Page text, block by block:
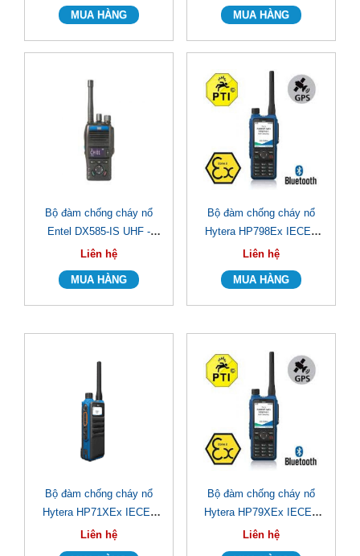
Bộ đàm chống cháy nổ
Entel DX585-IS UHF -
Tongdaibodam.com
Liên hệ
Bộ đàm chống cháy nổ
Hytera HP798Ex IECEx
Tongdaibodam
Liên hệ
Bộ đàm chống cháy nổ
Hytera HP71XEx IECEx
Tongdaibodam
Liên hệ
Bộ đàm chống cháy nổ
Hytera HP79XEx IECEx
Tongdaibodam
Liên hệ